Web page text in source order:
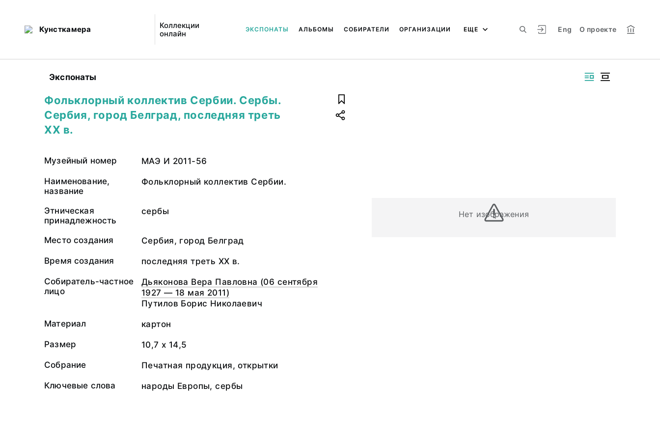
Кунсткамера
Коллекции
онлайн
Eng О проекте
ЭКСПОНАТЫ АЛЬБОМЫ СОБИРАТЕЛИ ОРГАНИЗАЦИИ ЕЩЕ
Экспонаты
Нет изображения
Фольклорный коллектив Сербии. Сербы.
Сербия, город Белград, последняя треть
XX в.
Музейный номер МАЭ И 2011-56
Наименование,
название
Фольклорный коллектив Сербии.
Этническая
принадлежность
сербы
Место создания Сербия, город Белград
Время создания последняя треть XX в.
Собиратель-частное
лицо
Дьяконова Вера Павловна (06 сентября
1927 — 18 мая 2011)
Путилов Борис Николаевич
Материал картон
Размер 10,7 х 14,5
Собрание Печатная продукция, открытки
Ключевые слова народы Европы, сербы